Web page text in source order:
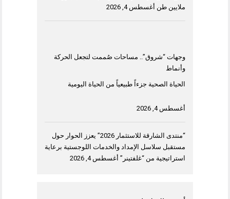
ملايين طن أغسطس 4, 2026
وجهات “شروق”.. مساحات صُممت لتجعل الحركة
وأنماط
الحياة الصحية جزءاً طبيعياً من الحياة اليومية
أغسطس 4, 2026
“منتدى الشارقة للاستثمار 2026” يعزز الحوار حول
مستقبل سلاسل الإمداد والخدمات اللوجستية برعاية
استراتيجية من “غلفتينر” أغسطس 4, 2026